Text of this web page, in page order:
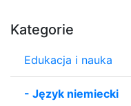
Kategorie
Edukacja i nauka
- Język niemiecki